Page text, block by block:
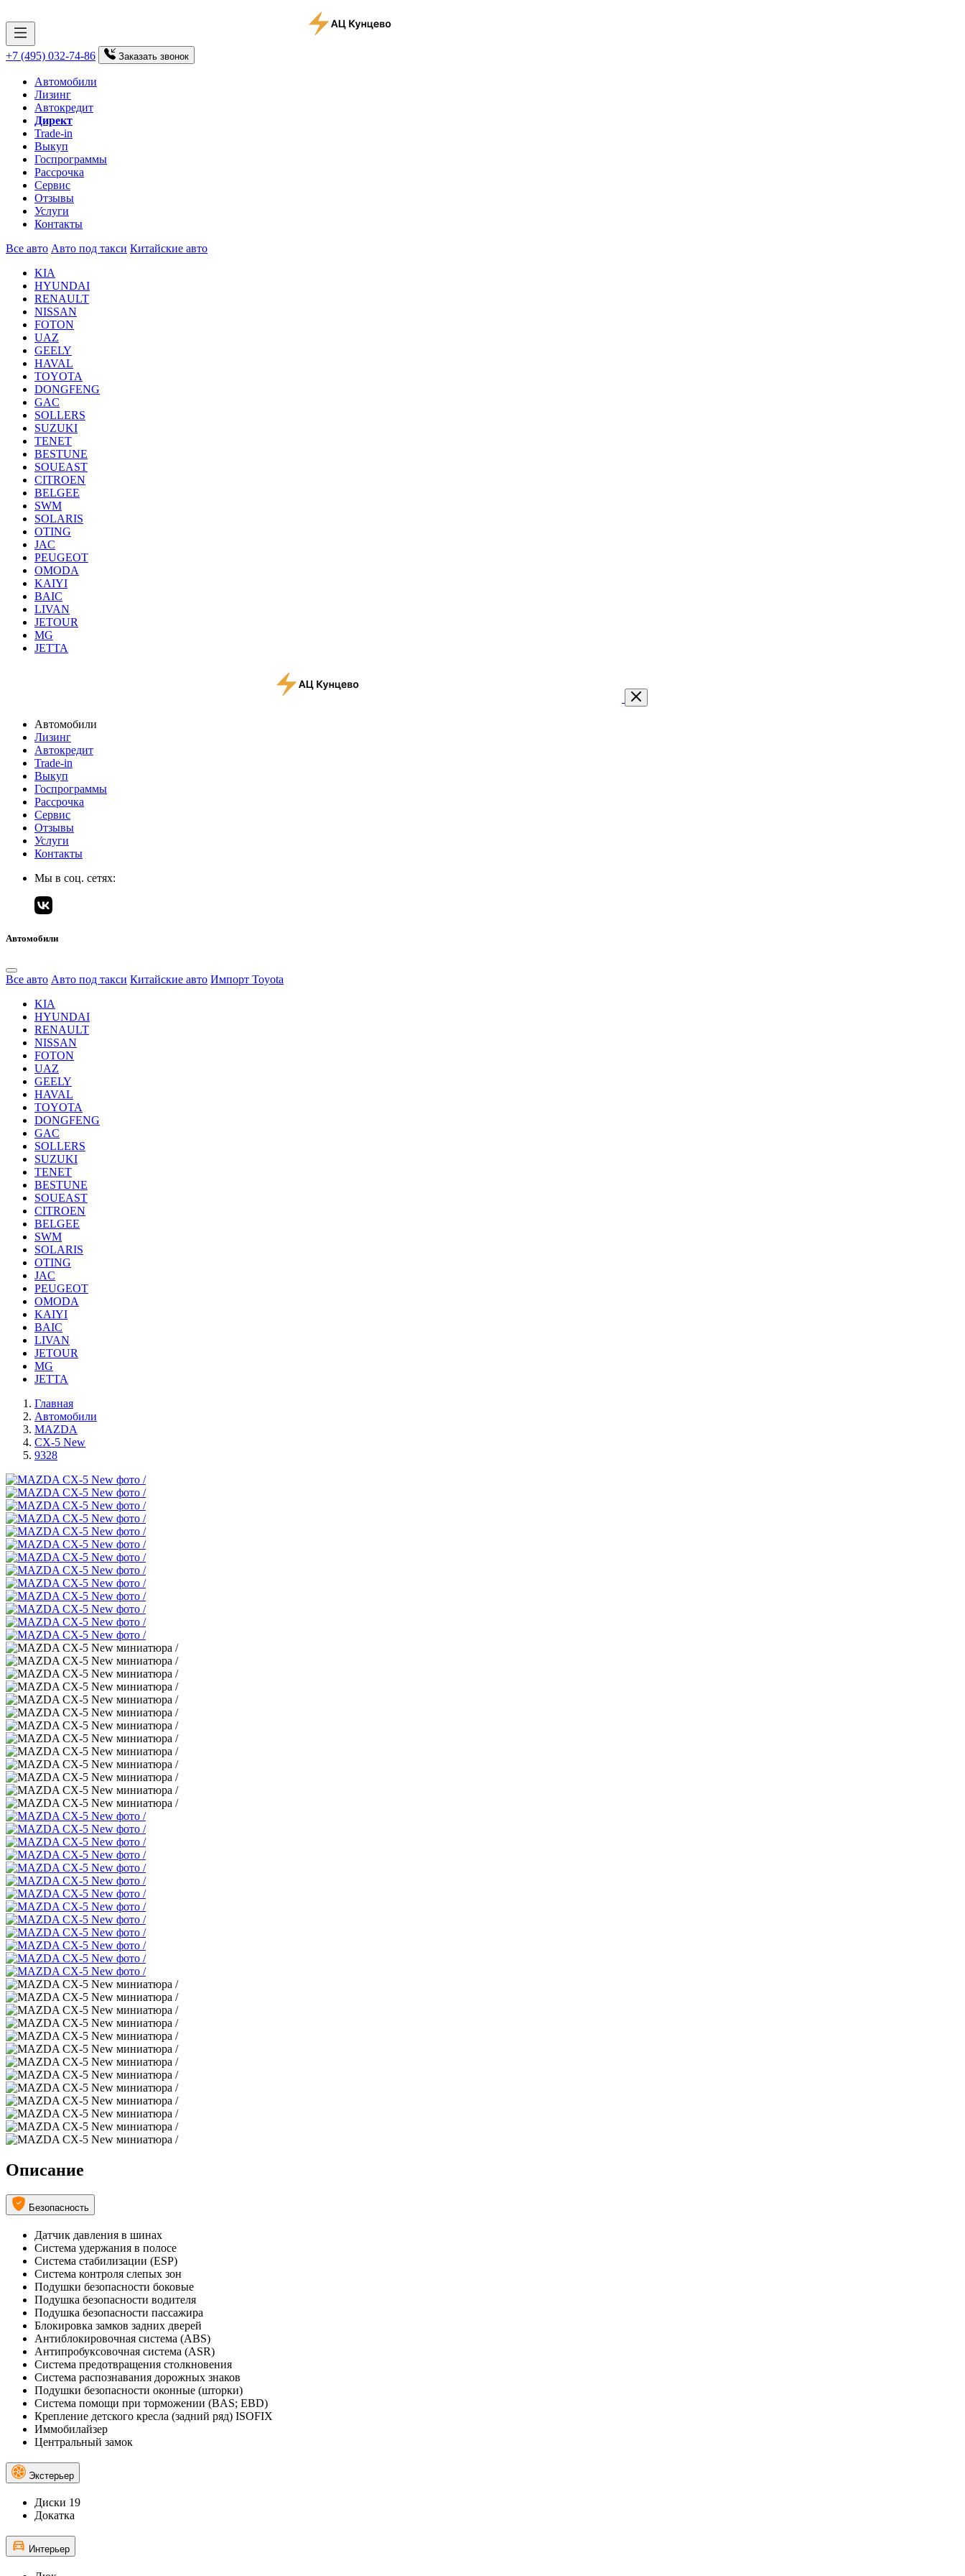
+7 (495) 032-74-86 Заказать звонок
Автомобили
Лизинг
Автокредит
Директ
Trade-in
Выкуп
Госпрограммы
Рассрочка
Сервис
Отзывы
Услуги
Контакты
Все авто Авто под такси Китайские авто
KIA
HYUNDAI
RENAULT
NISSAN
FOTON
UAZ
GEELY
HAVAL
TOYOTA
DONGFENG
GAC
SOLLERS
SUZUKI
TENET
BESTUNE
SOUEAST
CITROEN
BELGEE
SWM
SOLARIS
OTING
JAC
PEUGEOT
OMODA
KAIYI
BAIC
LIVAN
JETOUR
MG
JETTA
Автомобили
Лизинг
Автокредит
Trade-in
Выкуп
Госпрограммы
Рассрочка
Сервис
Отзывы
Услуги
Контакты
Мы в соц. сетях:
Автомобили
Все авто Авто под такси Китайские авто Импорт Toyota
KIA
HYUNDAI
RENAULT
NISSAN
FOTON
UAZ
GEELY
HAVAL
TOYOTA
DONGFENG
GAC
SOLLERS
SUZUKI
TENET
BESTUNE
SOUEAST
CITROEN
BELGEE
SWM
SOLARIS
OTING
JAC
PEUGEOT
OMODA
KAIYI
BAIC
LIVAN
JETOUR
MG
JETTA
Главная
Автомобили
MAZDA
CX-5 New
9328
Описание
Безопасность
Датчик давления в шинах
Система удержания в полосе
Система стабилизации (ESP)
Система контроля слепых зон
Подушки безопасности боковые
Подушка безопасности водителя
Подушка безопасности пассажира
Блокировка замков задних дверей
Антиблокировочная система (ABS)
Антипробуксовочная система (ASR)
Система предотвращения столкновения
Система распознавания дорожных знаков
Подушки безопасности оконные (шторки)
Система помощи при торможении (BAS; EBD)
Крепление детского кресла (задний ряд) ISOFIX
Иммобилайзер
Центральный замок
Экстерьер
Диски 19
Докатка
Интерьер